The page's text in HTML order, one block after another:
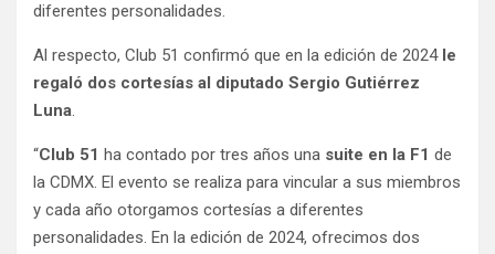
diferentes personalidades.
Al respecto, Club 51 confirmó que en la edición de 2024 le
regaló dos cortesías al diputado Sergio Gutiérrez
Luna.
“Club 51 ha contado por tres años una suite en la F1 de
la CDMX. El evento se realiza para vincular a sus miembros
y cada año otorgamos cortesías a diferentes
personalidades. En la edición de 2024, ofrecimos dos